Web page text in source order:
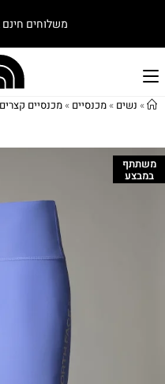
משלוחים חינם
» נשים »מכנסיים »מכנסיים קצרים
משתתף
במבצע